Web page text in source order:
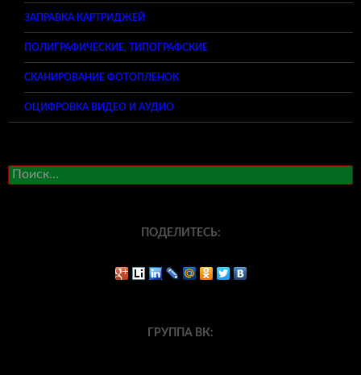
ЗАПРАВКА КАРТРИДЖЕЙ
ПОЛИГРАФИЧЕСКИЕ, ТИПОГРАФСКИЕ
СКАНИРОВАНИЕ ФОТОПЛЕНОК
ОЦИФРОВКА ВИДЕО И АУДИО
Найти:
ПОДЕЛИТЕСЬ:
ГРУППА ВК: